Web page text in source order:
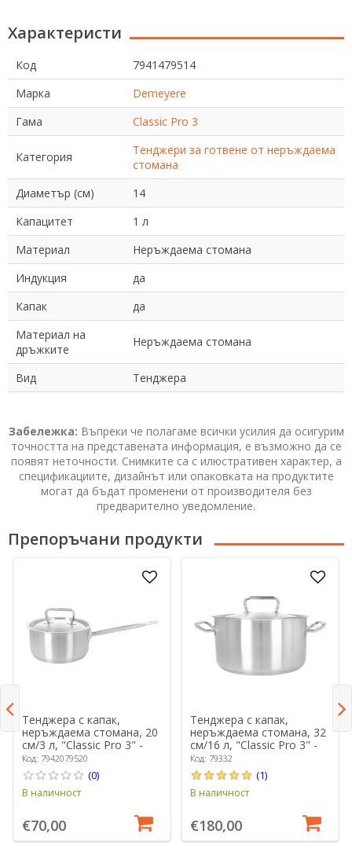
Характеристи
Код
7941479514
Марка
Demeyere
Гама
Classic Pro 3
Категория
Тенджери за готвене от неръждаема
стомана
Диаметър (см)
14
Капацитет
1 л
Материал
Неръждаема стомана
Индукция
да
Капак
да
Материал на
дръжките
Неръждаема стомана
Вид Тенджера
Забележка: Въпреки че полагаме всички усилия да осигурим
точността на представената информация, е възможно да се
появят неточности. Снимките са с илюстративен характер, а
спецификациите, дизайнът или опаковката на продуктите
могат да бъдат променени от производителя без
предварително уведомление.
Препоръчани продукти
Тенджера с капак,
неръждаема стомана, 20
см/3 л, "Classic Pro 3" -
Demeyere
Код: 7942079520
(0)
В наличност
€70,00
Тенджера с капак,
неръждаема стомана, 32
см/16 л, "Classic Pro 3" -
Demeyere
Код: 79332
(1)
В наличност
€180,00